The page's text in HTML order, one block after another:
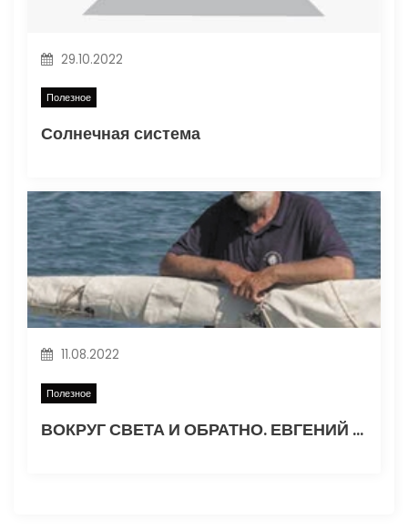
29.10.2022
Полезное
Солнечная система
11.08.2022
Полезное
ВОКРУГ СВЕТА И ОБРАТНО. ЕВГЕНИЙ ГВОЗДЕВ. Часть 1